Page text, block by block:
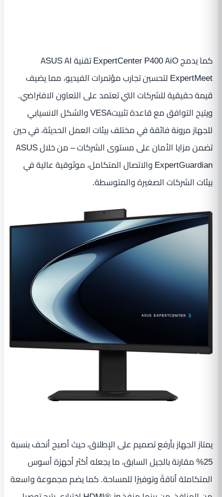
كما يدمج ExpertCenter P400 AiO تقنية ASUS AI
ExpertMeet لتحسين تجارب مؤتمرات الفيديو، مما يضيف
قيمة حقيقية للشركات التي تعتمد على التعاون الافتراضي.
ويتيح التوافق مع قاعدة تثبيتVESA والشكل الانسيابي
للجهاز مرونة فائقة في مختلف بيئات العمل الحديثة، في حين
تضمن مزايا الأمان على مستوى الشركات – من خلال ASUS
ExpertGuardian والاتصال المتكامل، موثوقية عالية في
بيئات الشركات الصغيرة والمتوسطة.
يمتاز الجهاز بأرفع تصميم على الإطلاق، حيث أصبح أنحف بنسبة
25% مقارنة بالجيل السابق، ما يجعله أكثر أجهزة أسوس
المتكاملة أناقةً وتوفيرًا للمساحة. كما يضم مجموعة واسعة